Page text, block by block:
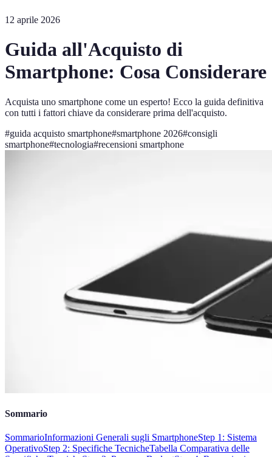
12 aprile 2026
Guida all'Acquisto di
Smartphone: Cosa Considerare
Acquista uno smartphone come un esperto! Ecco la guida definitiva
con tutti i fattori chiave da considerare prima dell'acquisto.
#guida acquisto smartphone#smartphone 2026#consigli
smartphone#tecnologia#recensioni smartphone
Sommario
SommarioInformazioni Generali sugli SmartphoneStep 1: Sistema
OperativoStep 2: Specifiche TecnicheTabella Comparativa delle